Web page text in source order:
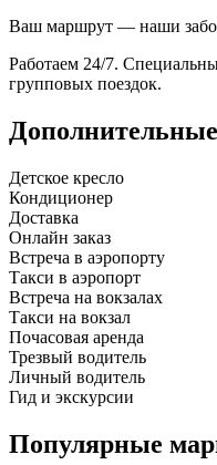
Ваш маршрут — наши
Работаем 24/7.
групповых поездок.
Детское кресло
Кондиционер
Доставка
Онлайн заказ
Встреча в аэропорту
Такси в аэропорт
Встреча на вокзалах
Такси на вокзал
Почасовая аренда
Трезвый водитель
Личный водитель
Гид и экскурсии
Популярные